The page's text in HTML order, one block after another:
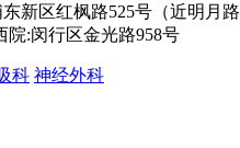
新区红枫路525号（近明月
院:闵行区金光路958号
科 神经外科